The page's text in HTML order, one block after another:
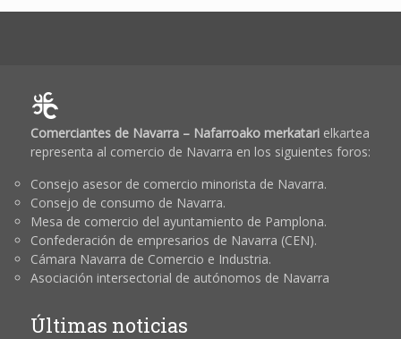
Comerciantes de Navarra – Nafarroako merkatarielkartea
representa al comercio de Navarra en los siguientes foros:
Consejo asesor de comercio minorista de Navarra.
Consejo de consumo de Navarra.
Mesa de comercio del ayuntamiento de Pamplona.
Confederación de empresarios de Navarra (CEN).
Cámara Navarra de Comercio e Industria.
Asociación intersectorial de autónomos de Navarra
Últimas noticias